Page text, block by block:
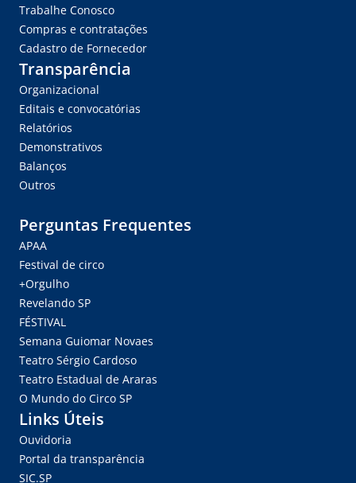
Trabalhe Conosco
Compras e contratações
Cadastro de Fornecedor
Transparência
Organizacional
Editais e convocatórias
Relatórios
Demonstrativos
Balanços
Outros
Perguntas Frequentes
APAA
Festival de circo
+Orgulho
Revelando SP
FÉSTIVAL
Semana Guiomar Novaes
Teatro Sérgio Cardoso
Teatro Estadual de Araras
O Mundo do Circo SP
Links Úteis
Ouvidoria
Portal da transparência
SIC.SP